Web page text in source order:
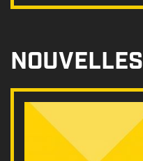
NOUVELLES